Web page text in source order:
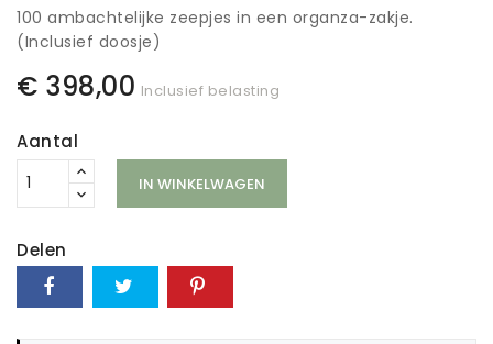
100 ambachtelijke zeepjes in een organza-zakje.
(Inclusief doosje)
€ 398,00 Inclusief belasting
Aantal
IN WINKELWAGEN
Delen